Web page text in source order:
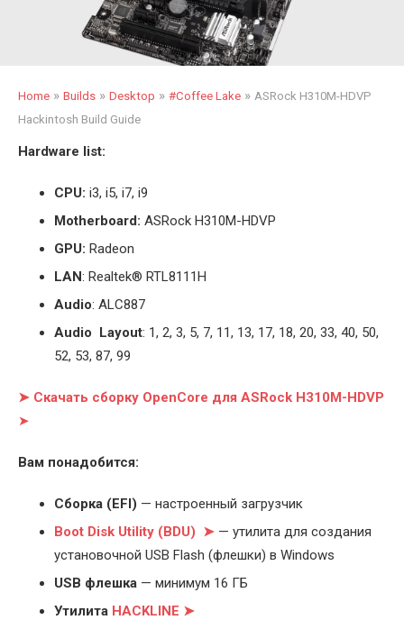
Home » Builds » Desktop » #Coffee Lake » ASRock H310M-HDVP
Hackintosh Build Guide
Hardware list:
CPU: i3, i5, i7, i9
Motherboard: ASRock H310M-HDVP
GPU: Radeon
LAN: Realtek® RTL8111H
Audio: ALC887
Audio Layout: 1, 2, 3, 5, 7, 11, 13, 17, 18, 20, 33, 40, 50,
52, 53, 87, 99
➤ Скачать сборку OpenCore для ASRock H310M-HDVP
➤
Вам понадобится:
Cборка (EFI) — настроенный загрузчик
Boot Disk Utility (BDU) ➤ — утилита для создания
установочной USB Flash (флешки) в Windows
USB флешка — минимум 16 ГБ
Утилита HACKLINE ➤